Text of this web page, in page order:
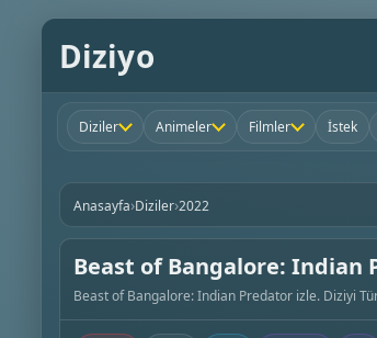
Diziyo
Diziler Animeler Filmler İstek
Anasayfa›Diziler›2022
Beast of Bangalore: Indian
Beast of Bangalore: Indian Predator izle. Diziyi